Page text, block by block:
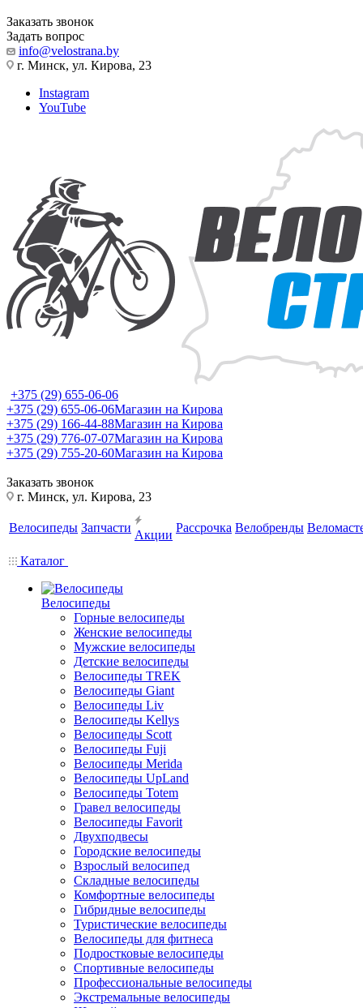
Заказать звонок
Задать вопрос
info@velostrana.by
г. Минск, ул. Кирова, 23
Instagram
YouTube
+375 (29) 655-06-06
+375 (29) 655-06-06Магазин на Кирова
+375 (29) 166-44-88Магазин на Кирова
+375 (29) 776-07-07Магазин на Кирова
+375 (29) 755-20-60Магазин на Кирова
Заказать звонок
г. Минск, ул. Кирова, 23
Велосипеды Запчасти
Акции
Рассрочка Велобренды
Каталог
Велосипеды
Горные велосипеды
Женские велосипеды
Мужские велосипеды
Детские велосипеды
Велосипеды TREK
Велосипеды Giant
Велосипеды Liv
Велосипеды Kellys
Велосипеды Scott
Велосипеды Fuji
Велосипеды Merida
Велосипеды UpLand
Велосипеды Totem
Гравел велосипеды
Велосипеды Favorit
Двухподвесы
Городские велосипеды
Взрослый велосипед
Складные велосипеды
Комфортные велосипеды
Гибридные велосипеды
Туристические велосипеды
Велосипеды для фитнеса
Подростковые велосипеды
Спортивные велосипеды
Профессиональные велосипеды
Экстремальные велосипеды